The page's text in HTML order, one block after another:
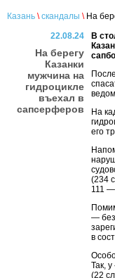
Казань \ скандалы \На
22.08.24
На берегу
Казанки
мужчина на
гидроцикле
въехал в
сапсерферов
В
На
его
(234
111 —
— без
в
Так,
(22